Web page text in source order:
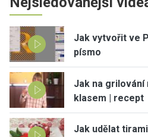
Jak vytvořit ve
písmo
Jak na grilování
klasem | recept
Jak udělat